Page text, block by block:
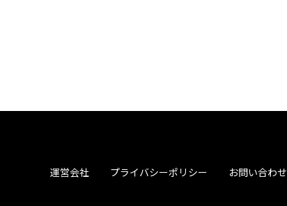
運営会社 プライバシーポリシー お問い合わせ